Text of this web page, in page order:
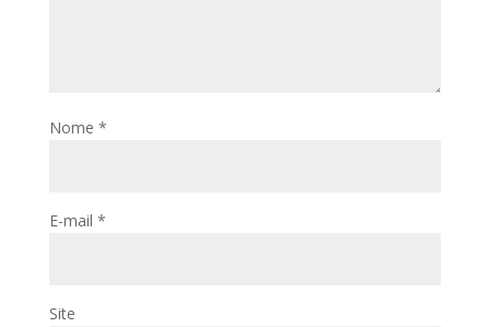
Nome *
E-mail *
Site